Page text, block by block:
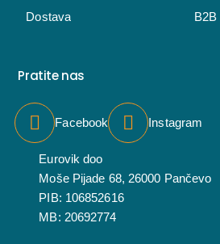
Dostava
B2B
Pratite nas
Facebook Instagram
Eurovik doo
Moše Pijade 68, 26000 Pančevo
PIB: 106852616
MB: 20692774